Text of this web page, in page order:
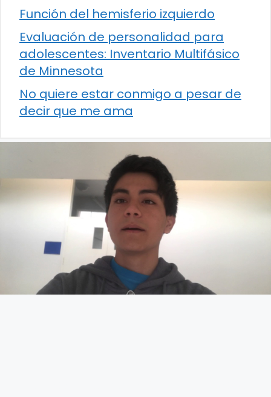
Función del hemisferio izquierdo
Evaluación de personalidad para
adolescentes: Inventario Multifásico
de Minnesota
No quiere estar conmigo a pesar de
decir que me ama